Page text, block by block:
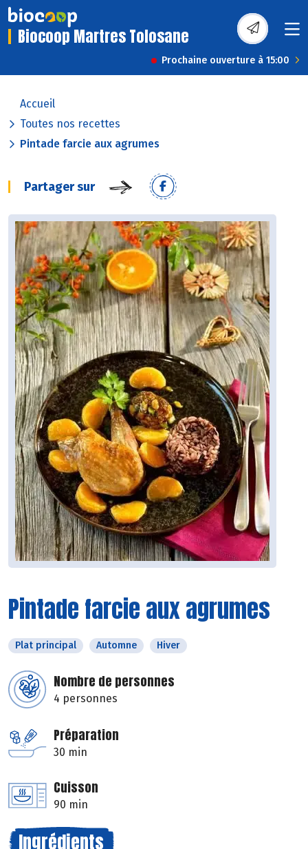
Biocoop Martres Tolosane
Prochaine ouverture à 15:00
Accueil
Toutes nos recettes
Pintade farcie aux agrumes
Partager sur
Pintade farcie aux agrumes
Plat principal Automne Hiver
Nombre de personnes
4 personnes
Préparation
30 min
Cuisson
90 min
Ingrédients